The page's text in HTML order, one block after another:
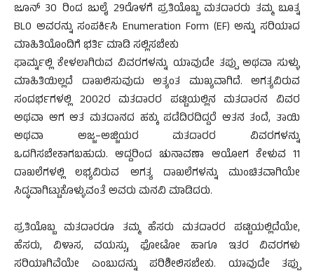
ಜೂನ್ 30 ರಿಂದ ಜುಲೈ 29ರೊಳಗೆ ಪ್ರತಿಯೊಬ್ಬ ಮತದಾರರು ತಮ್ಮ ಬೂತ್ನ
BLO ಅವರನ್ನು ಸಂಪರ್ಕಿಸಿ Enumeration Form (EF) ಅನ್ನು ಸರಿಯಾದ
ಮಾಹಿತಿಯೊಂದಿಗೆ ಭರ್ತಿ ಮಾಡಿ ಸಲ್ಲಿಸಬೇಕು
ಫಾರ್ಮ್ನಲ್ಲಿ ಕೇಳಲಾಗಿರುವ ವಿವರಗಳನ್ನು ಯಾವುದೇ ತಪ್ಪು ಅಥವಾ ಸುಳ್ಳು
ಮಾಹಿತಿಯಿಲ್ಲದೆ ದಾಖಲಿಸುವುದು ಅತ್ಯಂತ ಮುಖ್ಯವಾಗಿದೆ. ಅಗತ್ಯವಿರುವ
ಸಂದರ್ಭಗಳಲ್ಲಿ 2002ರ ಮತದಾರರ ಪಟ್ಟಿಯಲ್ಲಿನ ಮತದಾರನ ವಿವರ
ಅಥವಾ ಆಗ ಆತ ಮತದಾನದ ಹಕ್ಕು ಪಡೆದಿರದಿದ್ದರೆ ಆತನ ತಂದೆ, ತಾಯಿ
ಅಥವಾ ಅಜ್ಜ–ಅಜ್ಜಿಯರ ಮತದಾರರ ವಿವರಗಳನ್ನು
ಒದಗಿಸಬೇಕಾಗಬಹುದು. ಆದ್ದರಿಂದ ಚುನಾವಣಾ ಆಯೋಗ ಕೇಳುವ 11
ದಾಖಲೆಗಳಲ್ಲಿ ಲಭ್ಯವಿರುವ ಅಗತ್ಯ ದಾಖಲೆಗಳನ್ನು ಮುಂಚಿತವಾಗಿಯೇ
ಸಿದ್ಧವಾಗಿಟ್ಟುಕೊಳ್ಳುವಂತೆ ಅವರು ಮನವಿ ಮಾಡಿದರು.
ಪ್ರತಿಯೊಬ್ಬ ಮತದಾರರೂ ತಮ್ಮ ಹೆಸರು ಮತದಾರರ ಪಟ್ಟಿಯಲ್ಲಿದೆಯೇ,
ಹೆಸರು, ವಿಳಾಸ, ವಯಸ್ಸು, ಫೋಟೋ ಹಾಗೂ ಇತರ ವಿವರಗಳು
ಸರಿಯಾಗಿವೆಯೇ ಎಂಬುದನ್ನು ಪರಿಶೀಲಿಸಬೇಕು. ಯಾವುದೇ ತಪ್ಪು